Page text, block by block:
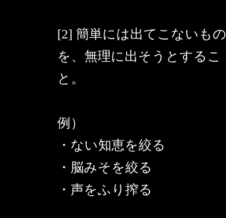
[2] 簡単には出てこないもの
を、無理に出そうとするこ
と。
例）
・ない知恵を絞る
・脳みそを絞る
・声をふり搾る